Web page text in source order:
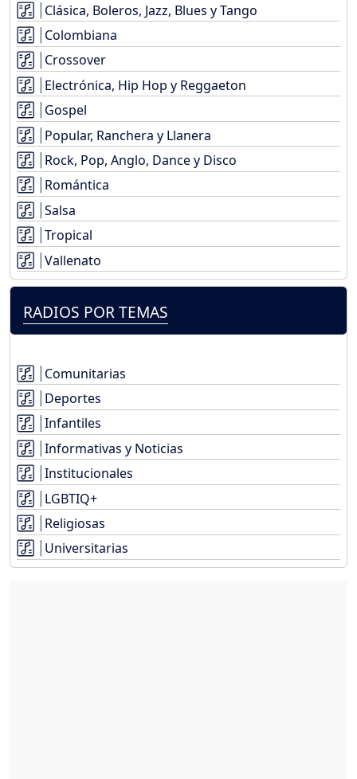
Clásica, Boleros, Jazz, Blues y Tango
Colombiana
Crossover
Electrónica, Hip Hop y Reggaeton
Gospel
Popular, Ranchera y Llanera
Rock, Pop, Anglo, Dance y Disco
Romántica
Salsa
Tropical
Vallenato
RADIOS POR TEMAS
Comunitarias
Deportes
Infantiles
Informativas y Noticias
Institucionales
LGBTIQ+
Religiosas
Universitarias